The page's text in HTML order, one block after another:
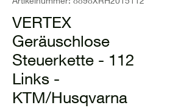
VERTEX
Geräuschlose
Steuerkette - 112
Links -
KTM/Husqvarna